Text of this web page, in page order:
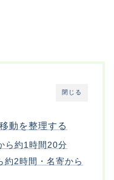
閉じる
動を整理する
ら約1時間20分
約2時間・名寄から